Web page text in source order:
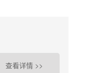
查看详情 >>